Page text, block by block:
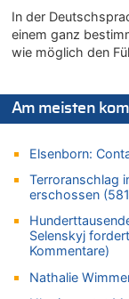
08.08.2026 -
AS Eupen:
08.08.2026 -
In Belgien
08.08.2026 -
08.08.2026 -
Belgier knackt
mehr als 111
08.08.2026 -
AS Eupen:
08.08.2026 -
In Belgien
In der
einem ganz
wie möglich den
Am meisten
Elsenborn:
Terroranschlag
erschossen
Selenskyj
Kommentare)
Nathalie